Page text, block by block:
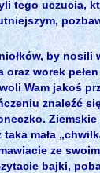
tego uczucia,
by nosili
oraz worek
Wam jakoś
znaleźć
mała
ze
bajki,